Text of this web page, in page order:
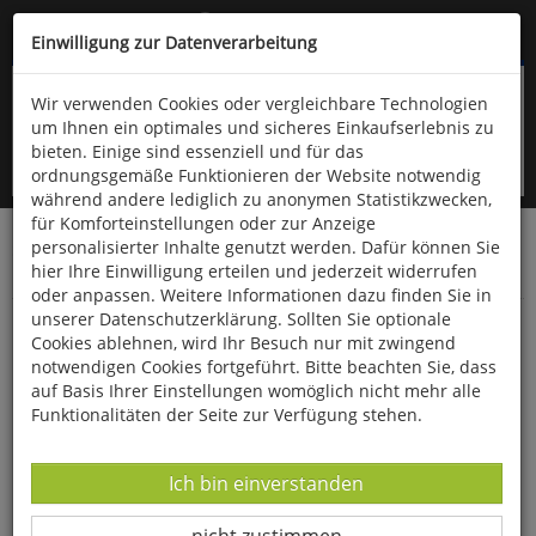
Kompletten Head der Seite überspringen
oder (06766) 9323-960
Startseite Bücher Downloads
Zeitschriften
Der Falke
Woraus eine Feder wächst: Der Blutkiel
Einwilligung zur Datenverarbeitung
Wir verwenden Cookies oder vergleichbare Technologien
um Ihnen ein optimales und sicheres Einkaufserlebnis zu
bieten. Einige sind essenziell und für das
ordnungsgemäße Funktionieren der Website notwendig
während andere lediglich zu anonymen Statistikzwecken,
für Komforteinstellungen oder zur Anzeige
personalisierter Inhalte genutzt werden. Dafür können Sie
hier Ihre Einwilligung erteilen und jederzeit widerrufen
oder anpassen. Weitere Informationen dazu finden Sie in
unserer Datenschutzerklärung. Sollten Sie optionale
Cookies ablehnen, wird Ihr Besuch nur mit zwingend
notwendigen Cookies fortgeführt. Bitte beachten Sie, dass
auf Basis Ihrer Einstellungen womöglich nicht mehr alle
Funktionalitäten der Seite zur Verfügung stehen.
Datenverarbeitung -
Ich bin einverstanden